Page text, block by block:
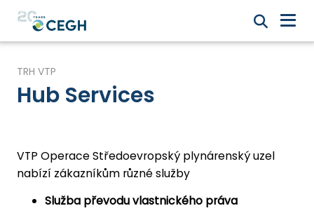
TRH VTP
Hub Services
VTP OperaceStředoevropský plynárenský uzel
nabízí zákazníkům různé služby
Služba převodu vlastnického práva